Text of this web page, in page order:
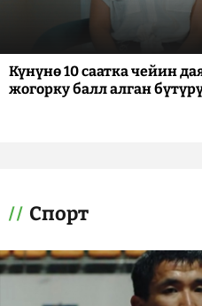
Күнүнө 10 саатка чейин
жогорку балл алган
Спорт